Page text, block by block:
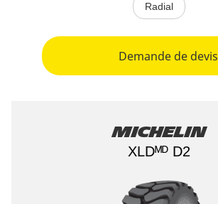
Radial
Demande de devis
Michelin
XLDᴹᴰ D2